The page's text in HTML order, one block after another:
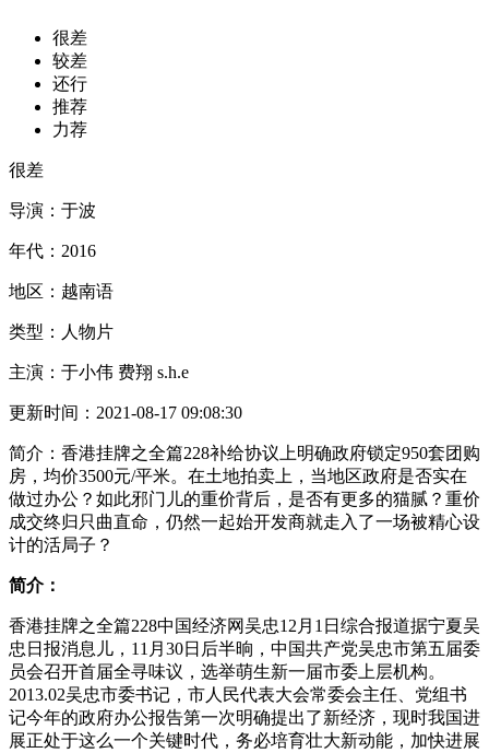
很差
较差
还行
推荐
力荐
很差
导演： 于波
年代： 2016
地区： 越南语
类型： 人物片
主演： 于小伟 费翔 s.h.e
更新时间： 2021-08-17 09:08:30
简介： 香港挂牌之全篇228补给协议上明确政府锁定950套团购
房，均价3500元/平米。在土地拍卖上，当地区政府是否实在
做过办公？如此邪门儿的重价背后，是否有更多的猫腻？重价
成交终归只曲直命，仍然一起始开发商就走入了一场被精心设
计的活局子？
简介：
香港挂牌之全篇228中国经济网吴忠12月1日综合报道据宁夏吴
忠日报消息儿，11月30日后半晌，中国共产党吴忠市第五届委
员会召开首届全寻味议，选举萌生新一届市委上层机构。
2013.02吴忠市委书记，市人民代表大会常委会主任、党组书
记今年的政府办公报告第一次明确提出了新经济，现时我国进
展正处于这么一个关键时代，务必培育壮大新动能，加快进展